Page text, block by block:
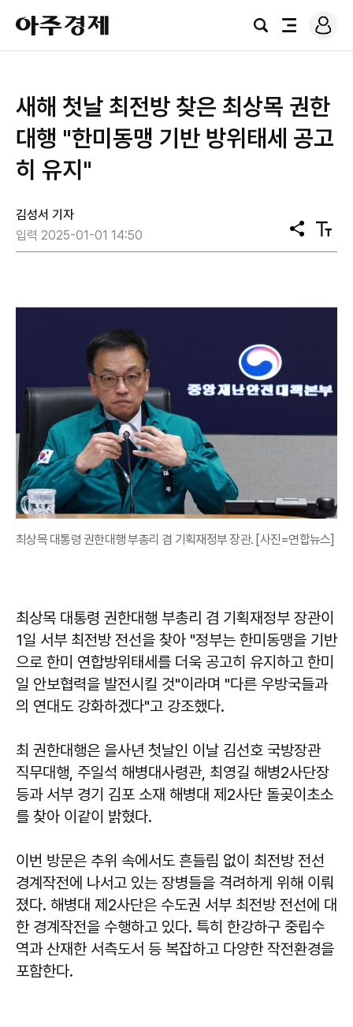
아
주
경
검
전
로
그
새해 첫날 최전방 찾은 최상목 권한
대행 "한미동맹 기반 방위태세 공고
히 유지"
김성서 기자
입력 2025-01-01 14:50
공
유
텍
스
최상목 대통령 권한대행 부총리 겸 기획재정부 장관. [사진=연합뉴스]
최상목 대통령 권한대행 부총리 겸 기획재정부 장관이
1일 서부 최전방 전선을 찾아 "정부는 한미동맹을 기반
으로 한미 연합방위태세를 더욱 공고히 유지하고 한미
일 안보협력을 발전시킬 것"이라며 "다른 우방국들과
의 연대도 강화하겠다"고 강조했다.
최 권한대행은 을사년 첫날인 이날 김선호 국방장관
직무대행, 주일석 해병대사령관, 최영길 해병2사단장
등과 서부 경기 김포 소재 해병대 제2사단 돌곶이초소
를 찾아 이같이 밝혔다.
이번 방문은 추위 속에서도 흔들림 없이 최전방 전선
경계작전에 나서고 있는 장병들을 격려하게 위해 이뤄
졌다. 해병대 제2사단은 수도권 서부 최전방 전선에 대
한 경계작전을 수행하고 있다. 특히 한강하구 중립수
역과 산재한 서측도서 등 복잡하고 다양한 작전환경을
포함한다.